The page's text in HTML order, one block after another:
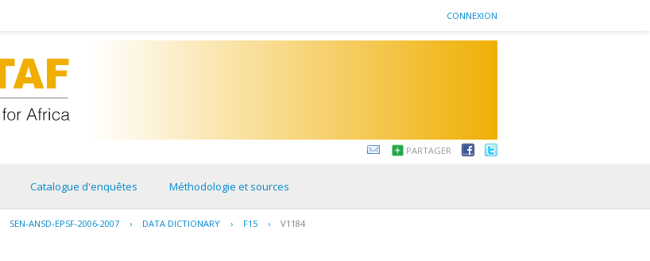
CONNEXION
PARTAGER
Catalogue d'enquêtes Méthodologie et sources
SEN-ANSD-EPSF-2006-2007 › DATA DICTIONARY › F15 › V1184